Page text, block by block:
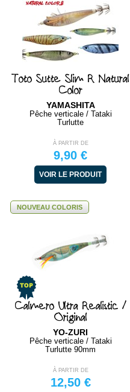
Toto Sutte Slim R Natural
Color
YAMASHITA
Pêche verticale / Tataki
Turlutte
À PARTIR DE
9,90 €
VOIR LE PRODUIT
NOUVEAU COLORIS
Calmero Ultra Realistic /
Original
YO-ZURI
Pêche verticale / Tataki
Turlutte 90mm
À PARTIR DE
12,50 €